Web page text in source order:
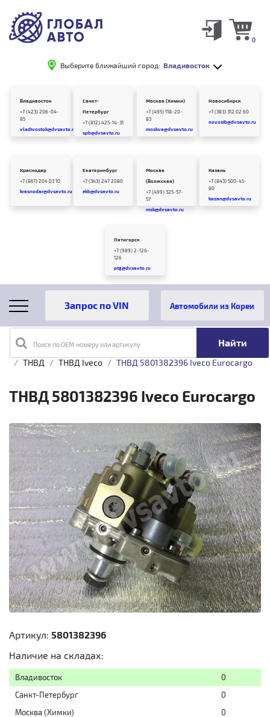
Выберите ближайший город: Владивосток
0
Владивосток
+7 (423) 206-04-
85
vladivostok@dvsavto.ru
Санкт-
Петербург
+7 (812) 425-14-31
spb@dvsavto.ru
Москва (Химки)
+7 (495) 118-20-
83
moskva@dvsavto.ru
Новосибирск
+7 (383) 312 02 60
novosib@dvsavto.ru
Краснодар
+7 (861) 204 03 10
krasnodar@dvsavto.ru
Екатеринбург
+7 (343) 247 2080
ekb@dvsavto.ru
Москва
(Волжская)
+7 (499) 325-57-
57
msk@dvsavto.ru
Казань
+7 (843) 500-45-
80
kazan@dvsavto.ru
Пятигорск
+7 (989) 2-126-
126
ptg@dvsavto.ru
Поиск по OEM номеру или артикулу
Автомобили из Кореи
Главная Каталог товаров
Топливная аппаратура
ТНВД
ТНВД Iveco ТНВД 5801382396 Iveco Eurocargo
ТНВД 5801382396 Iveco Eurocargo
Артикул: 5801382396
Наличие на складах:
Владивосток
0
Санкт-Петербург
0
Москва (Химки)
0